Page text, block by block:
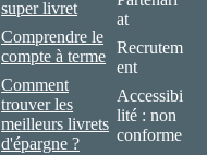
super livret
Comprendre le
compte à terme
Comment
trouver les
meilleurs livrets
d'épargne ?
at
Recrutem
ent
Accessibi
lité : non
conforme